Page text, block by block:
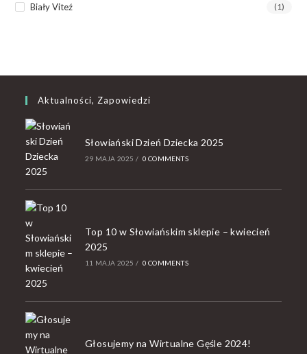
Biały Viteź (1)
Aktualności, Zapowiedzi
Słowiański Dzień Dziecka 2025
29 MAJA 2025 / 0 COMMENTS
Top 10 w Słowiańskim sklepie – kwiecień
2025
11 MAJA 2025 / 0 COMMENTS
Głosujemy na Wirtualne Gęśle 2024!